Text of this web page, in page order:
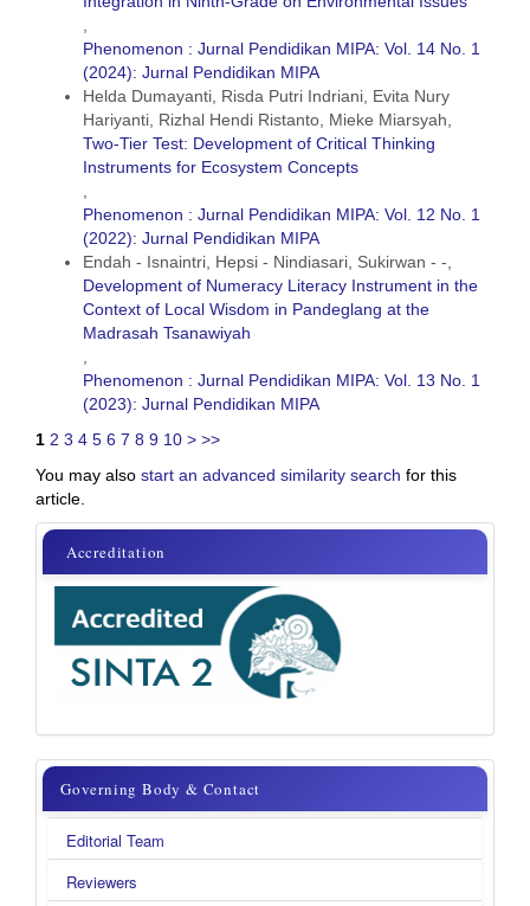
Phenomenon : Jurnal Pendidikan MIPA: Vol. 14 No. 1
(2024): Jurnal Pendidikan MIPA
Helda Dumayanti, Risda Putri Indriani, Evita Nury
Hariyanti, Rizhal Hendi Ristanto, Mieke Miarsyah,
Two-Tier Test: Development of Critical Thinking
Instruments for Ecosystem Concepts
Phenomenon : Jurnal Pendidikan MIPA: Vol. 12 No. 1
(2022): Jurnal Pendidikan MIPA
Endah - Isnaintri, Hepsi - Nindiasari, Sukirwan - -,
Development of Numeracy Literacy Instrument in the
Context of Local Wisdom in Pandeglang at the
Madrasah Tsanawiyah
Phenomenon : Jurnal Pendidikan MIPA: Vol. 13 No. 1
(2023): Jurnal Pendidikan MIPA
1 2 3 4 5 6 7 8 9 10 > >>
You may also start an advanced similarity search for this
article.
sinta
Accreditation
Governing
Body
&
Governing Body & Contact
Editorial Team
Reviewers